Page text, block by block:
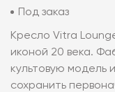
Под заказ
Кресло Vitra
иконой 20 века.
культовую модель
сохранить